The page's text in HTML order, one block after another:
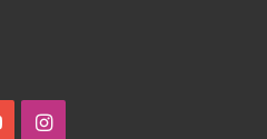
YouTubeInstagram